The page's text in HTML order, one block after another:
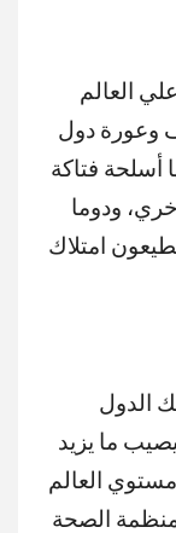
العالم
كشف زيف وعورة دول
أسلحة فتاكة
ودوما
امتلاك
كل تلك الدول
ما يزيد
علي مستوي العالم
الصحة